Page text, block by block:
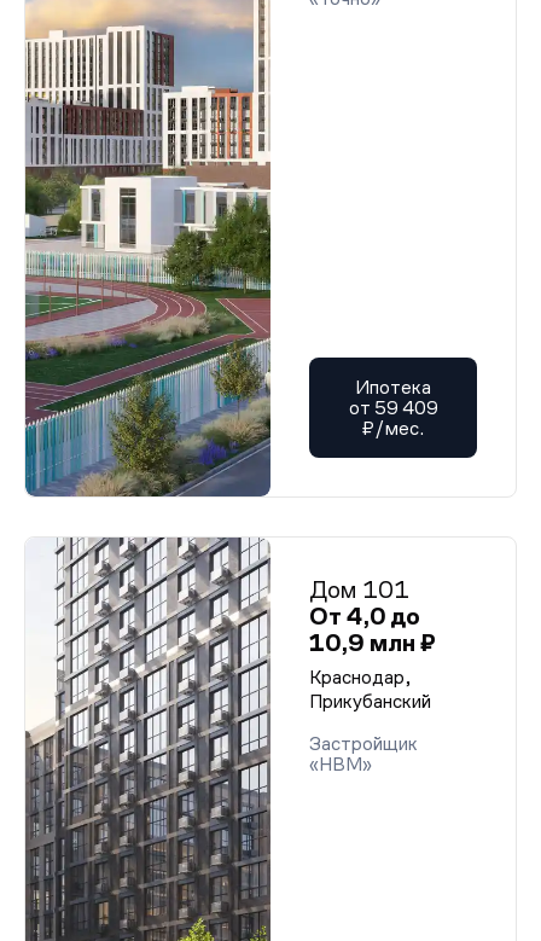
Ипотека
от 59 409
₽/мес.
Дом 101
От 4,0 до
10,9 млн ₽
Краснодар,
Прикубанский
Застройщик
«НВМ»